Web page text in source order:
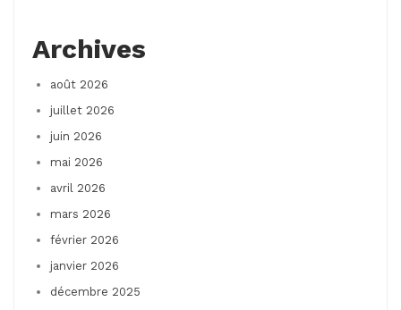
Archives
août 2026
juillet 2026
juin 2026
mai 2026
avril 2026
mars 2026
février 2026
janvier 2026
décembre 2025